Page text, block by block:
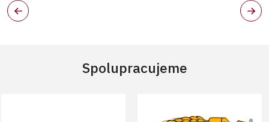
Spolupracujeme